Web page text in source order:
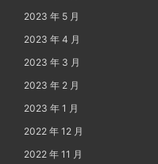
2023 年 5 月
2023 年 4 月
2023 年 3 月
2023 年 2 月
2023 年 1 月
2022 年 12 月
2022 年 11 月